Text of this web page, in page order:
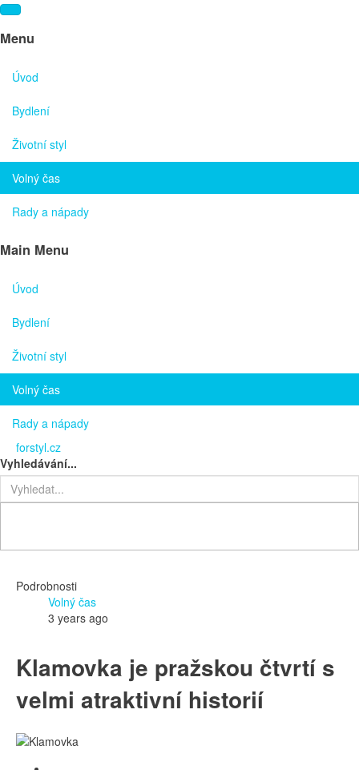
Menu
Úvod
Bydlení
Životní styl
Volný čas
Rady a nápady
Main Menu
Úvod
Bydlení
Životní styl
Volný čas
Rady a nápady
forstyl.cz
Vyhledávání...
Podrobnosti
Volný čas
3 years ago
Klamovka je pražskou čtvrtí s
velmi atraktivní historií